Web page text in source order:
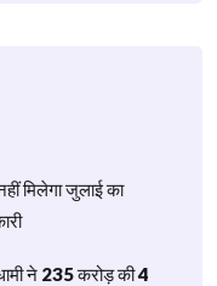
मिलेगा जुलाई का
ने 235 करोड़ की 4